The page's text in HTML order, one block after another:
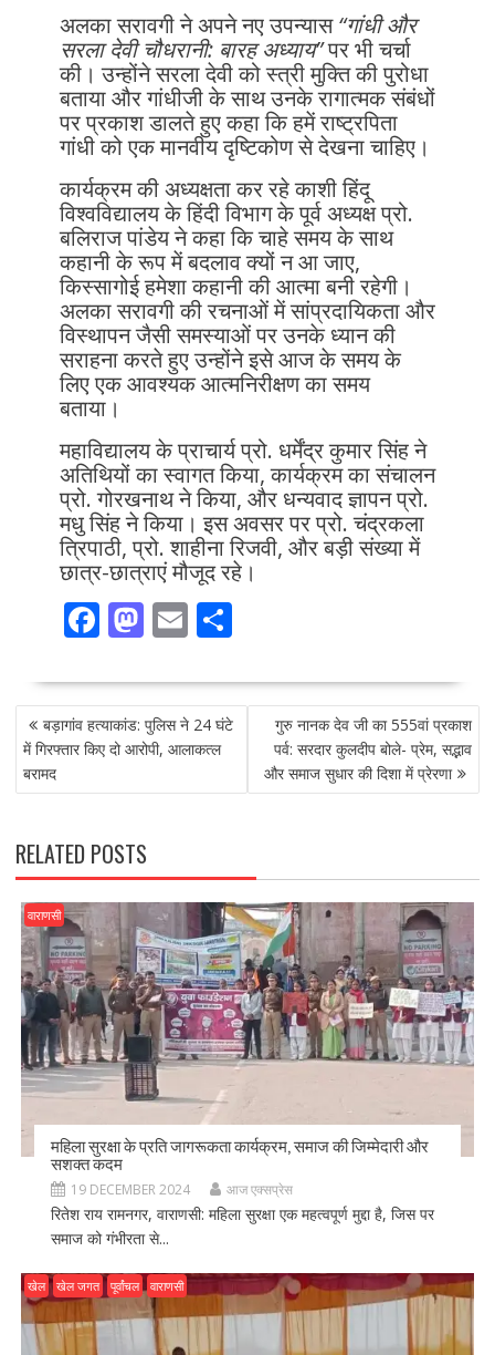
अलका सरावगी ने अपने नए उपन्यास“गांधी और
सरला देवी चौधरानी: बारह अध्याय”पर भी चर्चा
की। उन्होंने सरला देवी को स्त्री मुक्ति की पुरोधा
बताया और गांधीजी के साथ उनके रागात्मक संबंधों
पर प्रकाश डालते हुए कहा कि हमें राष्ट्रपिता
गांधी को एक मानवीय दृष्टिकोण से देखना चाहिए।
कार्यक्रम की अध्यक्षता कर रहे काशी हिंदू
विश्वविद्यालय के हिंदी विभाग के पूर्व अध्यक्ष प्रो.
बलिराज पांडेय ने कहा कि चाहे समय के साथ
कहानी के रूप में बदलाव क्यों न आ जाए,
किस्सागोई हमेशा कहानी की आत्मा बनी रहेगी।
अलका सरावगी की रचनाओं में सांप्रदायिकता और
विस्थापन जैसी समस्याओं पर उनके ध्यान की
सराहना करते हुए उन्होंने इसे आज के समय के
लिए एक आवश्यक आत्मनिरीक्षण का समय
बताया।
महाविद्यालय के प्राचार्य प्रो. धर्मेंद्र कुमार सिंह ने
अतिथियों का स्वागत किया, कार्यक्रम का संचालन
प्रो. गोरखनाथ ने किया, और धन्यवाद ज्ञापन प्रो.
मधु सिंह ने किया। इस अवसर पर प्रो. चंद्रकला
त्रिपाठी, प्रो. शाहीना रिजवी, और बड़ी संख्या में
छात्र-छात्राएं मौजूद रहे।
F
e
b
o
o
k
M
to
d
o
n
E
ai
l
S
ar
e
POST
NAVIGATION
बड़ागांव हत्याकांड: पुलिस ने 24 घंटे
में गिरफ्तार किए दो आरोपी, आलाकत्ल
बरामद
गुरु नानक देव जी का 555वां प्रकाश
पर्व: सरदार कुलदीप बोले- प्रेम, सद्भाव
और समाज सुधार की दिशा में प्रेरणा
RELATED POSTS
वाराणसी
महिला सुरक्षा के प्रति जागरूकता कार्यक्रम, समाज की जिम्मेदारी और
सशक्त कदम
19 DECEMBER 2024 आज एक्सप्रेस
रितेश राय रामनगर, वाराणसी: महिला सुरक्षा एक महत्वपूर्ण मुद्दा है, जिस पर
समाज को गंभीरता से...
खेल खेल जगत पूर्वांचल वाराणसी